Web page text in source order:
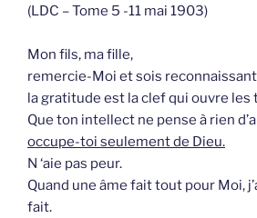
(LDC – Tome 5 -11 mai 1903)
Mon fils, ma fille,
remercie-Moi et sois
la gratitude est la clef qui ouvre les
Que ton intellect ne pense à rien
occupe-toi seulement de Dieu.
N ‘aie pas peur.
Quand une âme fait tout pour Moi,
fait.